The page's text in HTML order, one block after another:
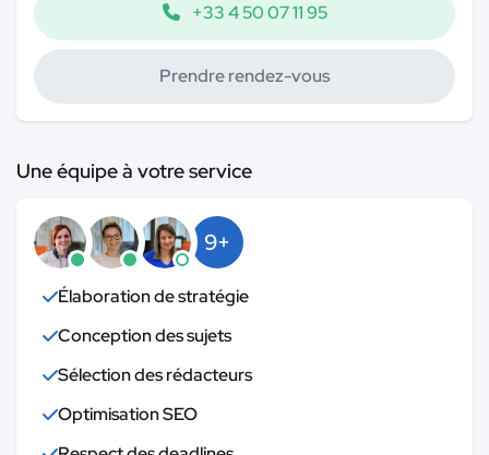
+33 4 50 07 11 95
Prendre rendez-vous
Une équipe à votre service
9+
Élaboration de stratégie
Conception des sujets
Sélection des rédacteurs
Optimisation SEO